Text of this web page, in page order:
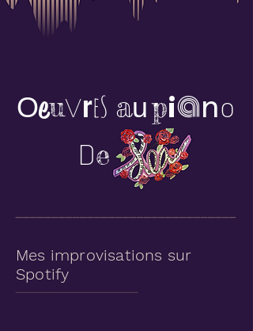
OeuVreS aupiano
De
Mes improvisations sur
Spotify